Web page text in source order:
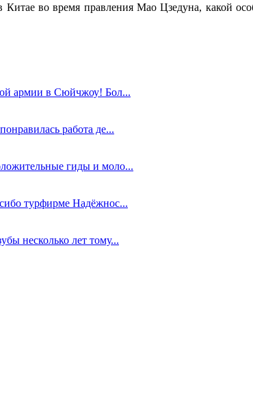
Китае во время правления Мао Цзедуна, какой
армии в Сюйчжоу! Бол...
работа де...
гиды и моло...
турфирме Надёжнос...
несколько лет тому...